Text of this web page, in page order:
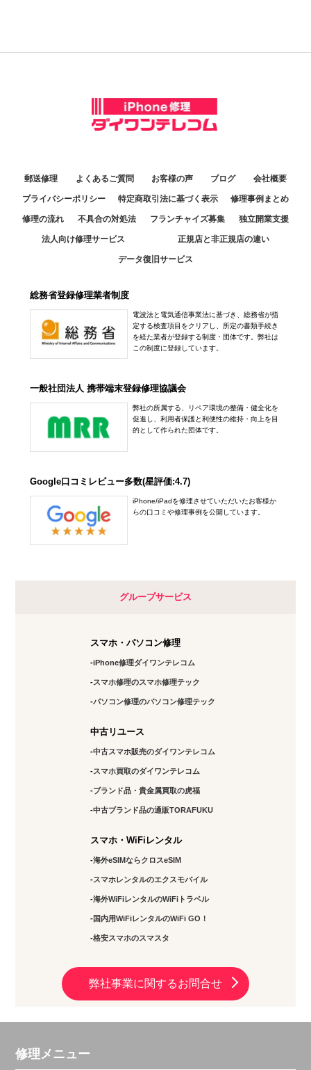
郵送修理 よくあるご質問 お客様の声 ブログ 会社概要
プライバシーポリシー 特定商取引法に基づく表示 修理事例まとめ
修理の流れ 不具合の対処法 フランチャイズ募集 独立開業支援
法人向け修理サービス 正規店と非正規店の違い
データ復旧サービス
総務省登録修理業者制度
電波法と電気通信事業法に基づき、総務省が指
定する検査項目をクリアし、所定の書類手続き
を経た業者が登録する制度・団体です。弊社は
この制度に登録しています。
一般社団法人 携帯端末登録修理協議会
弊社の所属する、リペア環境の整備・健全化を
促進し、利用者保護と利便性の維持・向上を目
的として作られた団体です。
Google口コミレビュー多数(星評価:4.7)
iPhone/iPadを修理させていただいたお客様か
らの口コミや修理事例を公開しています。
グループサービス
スマホ・パソコン修理
iPhone修理ダイワンテレコム
スマホ修理のスマホ修理テック
パソコン修理のパソコン修理テック
中古リユース
中古スマホ販売のダイワンテレコム
スマホ買取のダイワンテレコム
ブランド品・貴金属買取の虎福
中古ブランド品の通販TORAFUKU
スマホ・WiFiレンタル
海外eSIMならクロスeSIM
スマホレンタルのエクスモバイル
海外WiFiレンタルのWiFiトラベル
国内用WiFiレンタルのWiFi GO！
格安スマホのスマスタ
弊社事業に関するお問合せ
修理メニュー